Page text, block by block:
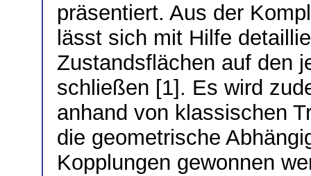
präsentiert. Aus der
lässt sich mit Hilfe
Zustandsflächen auf den
schließen [1]. Es wird
anhand von klassischen
die geometrische
Kopplungen gewonnen